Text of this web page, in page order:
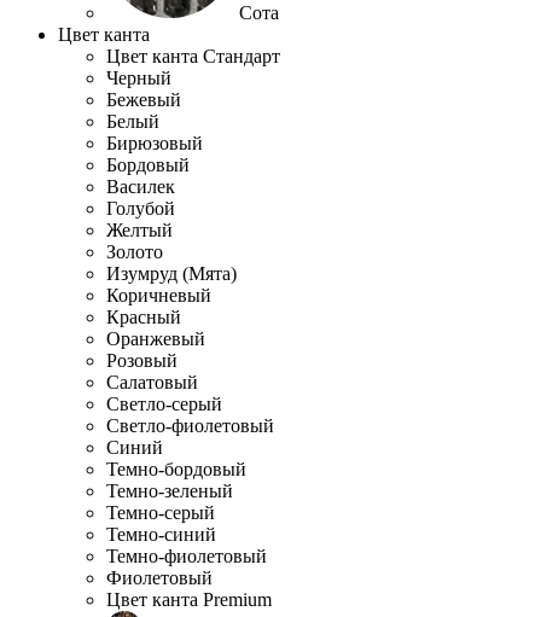
Сота
Цвет канта
Цвет канта Стандарт
Черный
Бежевый
Белый
Бирюзовый
Бордовый
Василек
Голубой
Желтый
Золото
Изумруд (Мята)
Коричневый
Красный
Оранжевый
Розовый
Салатовый
Светло-серый
Светло-фиолетовый
Синий
Темно-бордовый
Темно-зеленый
Темно-серый
Темно-синий
Темно-фиолетовый
Фиолетовый
Цвет канта Premium